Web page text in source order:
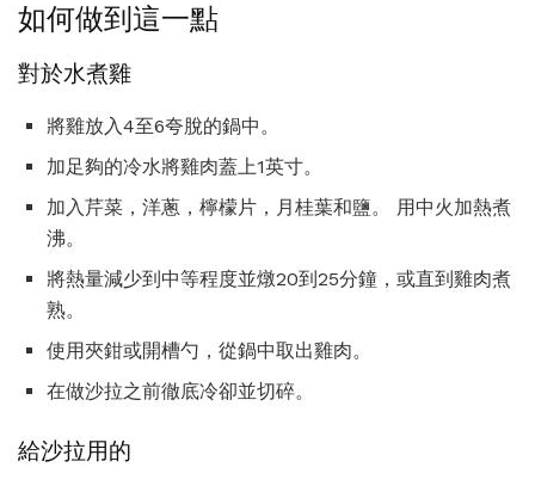
如何做到這一點
對於水煮雞
將雞放入4至6夸脫的鍋中。
加足夠的冷水將雞肉蓋上1英寸。
加入芹菜，洋蔥，檸檬片，月桂葉和鹽。 用中火加熱煮
沸。
將熱量減少到中等程度並燉20到25分鐘，或直到雞肉煮
熟。
使用夾鉗或開槽勺，從鍋中取出雞肉。
在做沙拉之前徹底冷卻並切碎。
給沙拉用的